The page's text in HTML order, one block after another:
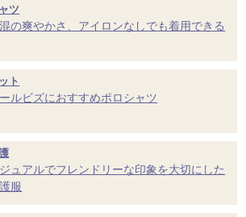
ツ
の爽やかさ、アイロンなしでも着用できる
ト
ルビズにおすすめポロシャツ
ュアルでフレンドリーな印象を大切にした
服